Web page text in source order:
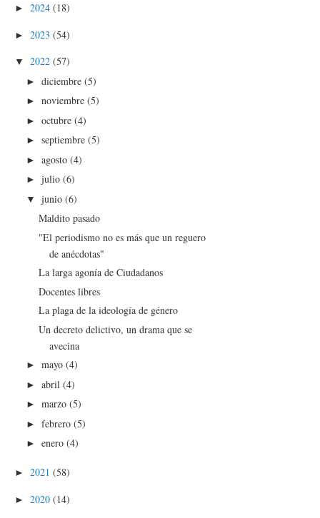
► 2024 (18)
► 2023 (54)
▼ 2022 (57)
►diciembre(5)
►noviembre(5)
►octubre(4)
►septiembre(5)
►agosto(4)
►julio(6)
▼junio(6)
Maldito pasado
"El periodismo no es más que un reguero
de anécdotas"
La larga agonía de Ciudadanos
Docentes libres
La plaga de la ideología de género
Un decreto delictivo, un drama que se
avecina
►mayo(4)
►abril(4)
►marzo(5)
►febrero(5)
►enero(4)
► 2021 (58)
► 2020 (14)